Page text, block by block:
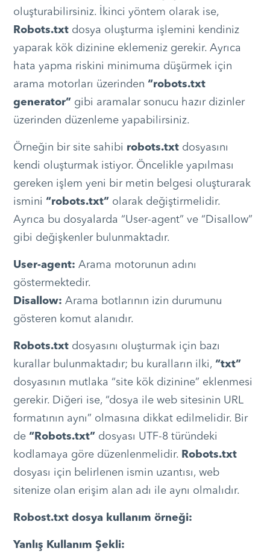
oluşturabilirsiniz. İkinci yöntem olarak ise,
Robots.txtdosya oluşturma işlemini kendiniz
yaparak kök dizinine eklemeniz gerekir. Ayrıca
hata yapma riskini minimuma düşürmek için
arama motorları üzerinden “robots.txt
generator” gibi aramalar sonucu hazır dizinler
üzerinden düzenleme yapabilirsiniz.
Örneğin bir site sahibi robots.txt dosyasını
kendi oluşturmak istiyor. Öncelikle yapılması
gereken işlem yeni bir metin belgesi oluşturarak
ismini “robots.txt” olarak değiştirmelidir.
Ayrıca bu dosyalarda “User-agent” ve “Disallow”
gibi değişkenler bulunmaktadır.
User-agent: Arama motorunun adını
göstermektedir.
Disallow: Arama botlarının izin durumunu
gösteren komut alanıdır.
Robots.txt dosyasını oluşturmak için bazı
kurallar bulunmaktadır; bu kuralların ilki, “txt”
dosyasının mutlaka “site kök dizinine” eklenmesi
gerekir. Diğeri ise, “dosya ile web sitesinin URL
formatının aynı” olmasına dikkat edilmelidir. Bir
de “Robots.txt” dosyası UTF-8 türündeki
kodlamaya göre düzenlenmelidir. Robots.txt
dosyası için belirlenen ismin uzantısı, web
sitenize olan erişim alan adı ile aynı olmalıdır.
Robost.txt dosya kullanım örneği:
Yanlış Kullanım Şekli: